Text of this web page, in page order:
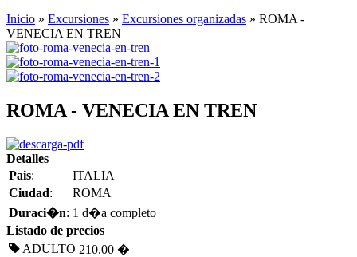
Inicio » Excursiones » Excursiones organizadas » ROMA -
VENECIA EN TREN
ROMA - VENECIA EN TREN
Detalles
Pais:
ITALIA
Ciudad:
ROMA
Duraci�n: 1 d�a completo
Listado de precios
ADULTO 210.00 �